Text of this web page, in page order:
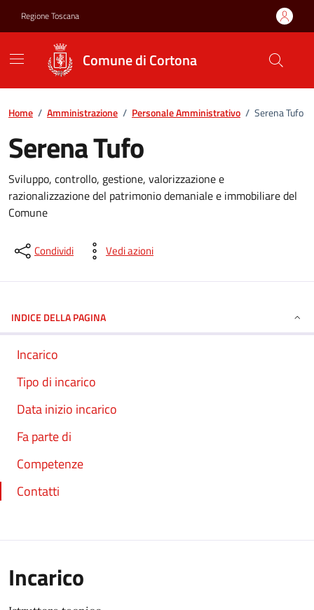
Regione Toscana
Comune di Cortona
Home / Amministrazione / Personale Amministrativo / Serena Tufo
Serena Tufo
Sviluppo, controllo, gestione, valorizzazione e
razionalizzazione del patrimonio demaniale e immobiliare del
Comune
Condividi Vedi azioni
INDICE DELLA PAGINA
Incarico
Tipo di incarico
Data inizio incarico
Fa parte di
Competenze
Contatti
Incarico